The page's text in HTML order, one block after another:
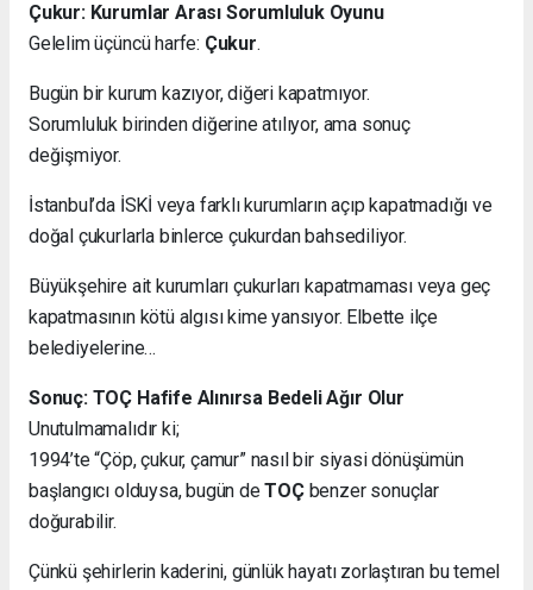
Çukur: Kurumlar Arası Sorumluluk Oyunu
Gelelim üçüncü harfe: Çukur.
Bugün bir kurum kazıyor, diğeri kapatmıyor.
Sorumluluk birinden diğerine atılıyor, ama sonuç
değişmiyor.
İstanbul’da İSKİ veya farklı kurumların açıp kapatmadığı ve
doğal çukurlarla binlerce çukurdan bahsediliyor.
Büyükşehire ait kurumları çukurları kapatmaması veya geç
kapatmasının kötü algısı kime yansıyor. Elbette ilçe
belediyelerine…
Sonuç: TOÇ Hafife Alınırsa Bedeli Ağır Olur
Unutulmamalıdır ki;
1994’te “Çöp, çukur, çamur” nasıl bir siyasi dönüşümün
başlangıcı olduysa, bugün deTOÇbenzer sonuçlar
doğurabilir.
Çünkü şehirlerin kaderini, günlük hayatı zorlaştıran bu temel